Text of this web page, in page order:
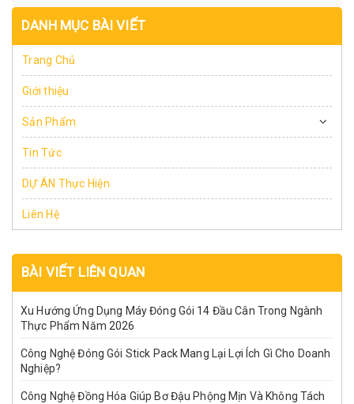
DANH MỤC BÀI VIẾT
Trang Chủ
Giới thiệu
Sản Phẩm
Tin Tức
DỰ ÁN Thực Hiện
Liên Hệ
BÀI VIẾT LIÊN QUAN
Xu Hướng Ứng Dụng Máy Đóng Gói 14 Đầu Cân Trong Ngành
Thực Phẩm Năm 2026
Công Nghệ Đóng Gói Stick Pack Mang Lại Lợi Ích Gì Cho Doanh
Nghiệp?
Công Nghệ Đồng Hóa Giúp Bơ Đậu Phộng Mịn Và Không Tách